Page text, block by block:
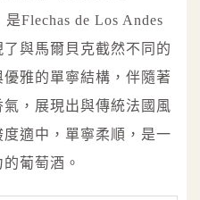
Flechas de Los Andes
與馬爾貝克截然不同的
雅的單寧結構，伴隨著
，展現出與傳統法國風
適中，單寧柔順，是一
葡萄酒。